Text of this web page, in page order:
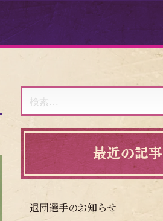
索:
最近の記事
退団選手のお知らせ